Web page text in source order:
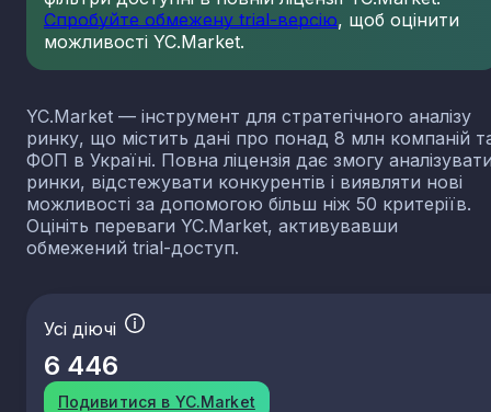
Спробуйте обмежену trial-версію, щоб оцінити
можливості YC.Market.
YC.Market — інструмент для стратегічного аналізу
ринку, що містить дані про понад 8 млн компаній
ФОП в Україні. Повна ліцензія дає змогу
ринки, відстежувати конкурентів і виявляти нові
можливості за допомогою більш ніж 50 критеріїв.
Оцініть переваги YC.Market, активувавши
обмежений trial-доступ.
Усі діючі
6 446
Подивитися в YC.Market